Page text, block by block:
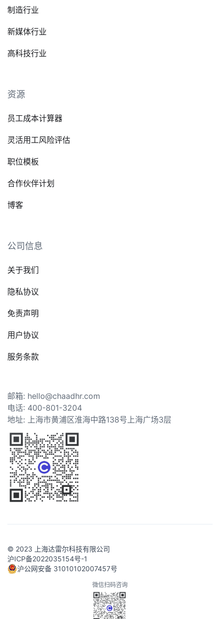
制造行业
新媒体行业
高科技行业
资源
员工成本计算器
灵活用工风险评估
职位模板
合作伙伴计划
博客
公司信息
关于我们
隐私协议
免责声明
用户协议
服务条款
邮箱: hello@chaadhr.com
电话: 400-801-3204
地址: 上海市黄浦区淮海中路138号上海广场3层
© 2023 上海达雷尔科技有限公司
沪ICP备2022035154号-1
沪公网安备 31010102007457号
微信扫码咨询